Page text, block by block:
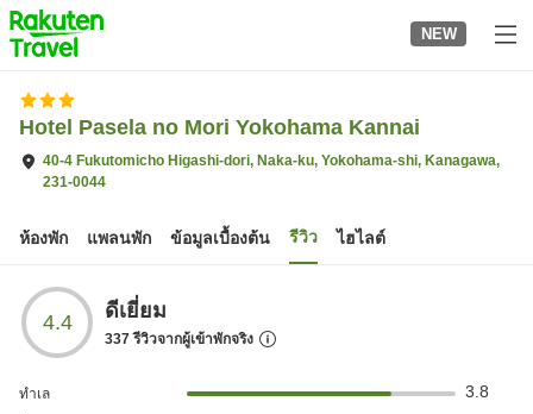
to
top
page
NEW
Hotel Pasela no Mori Yokohama Kannai
40-4 Fukutomicho Higashi-dori, Naka-ku, Yokohama-shi, Kanagawa,
231-0044
ห้องพัก แพลนพัก ข้อมูลเบื้องต้น รีวิว ไฮไลต์
4.4 ดีเยี่ยม
337รีวิวจากผู้เข้าพักจริง
ทำเล 3.8